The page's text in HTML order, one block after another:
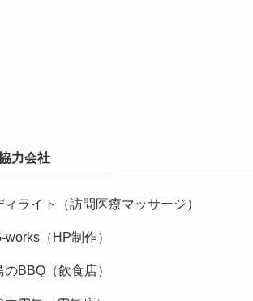
力会社
ィライト（訪問医療マッサージ）
works（HP制作）
のBBQ（飲食店）